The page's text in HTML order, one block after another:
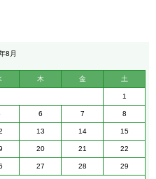
8月
木 金 土
1
6 7 8
13 14 15
20 21 22
27 28 29